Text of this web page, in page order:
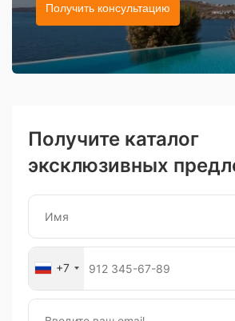
Получить консультацию
Получите каталог
эксклюзивных
+7